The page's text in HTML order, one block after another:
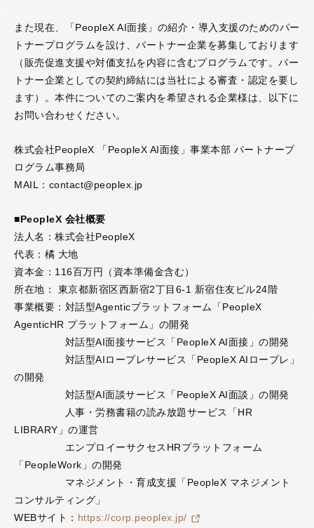
また現在、「PeopleX AI面接」の紹介・導入支援のためのパー
トナープログラムを設け、パートナー企業を募集しております
（販売促進支援や対価支払を内容に含むプログラムです。パー
トナー企業としての契約締結には当社による審査・認定を要し
ます）。本件についてのご案内を希望される企業様は、以下に
お問い合わせください。
株式会社PeopleX 「PeopleX AI面接」事業本部 パートナープ
ログラム事務局
MAIL：contact@peoplex.jp
■PeopleX 会社概要
法人名：株式会社PeopleX
代表：橘 大地
資本金：116百万円（資本準備金含む）
所在地： 東京都新宿区西新宿2丁目6-1 新宿住友ビル24階
事業概要：対話型Agenticプラットフォーム「PeopleX
AgenticHR プラットフォーム」の開発
対話型AI面接サービス「PeopleX AI面接」の開発
対話型AIロープレサービス「PeopleX AIロープレ」
の開発
対話型AI面談サービス「PeopleX AI面談」の開発
人事・労務書籍の読み放題サービス「HR
LIBRARY」の運営
エンプロイーサクセスHRプラットフォーム
「PeopleWork」の開発
マネジメント・育成支援「PeopleX マネジメント
コンサルティング」
WEBサイト： https://corp.peoplex.jp/